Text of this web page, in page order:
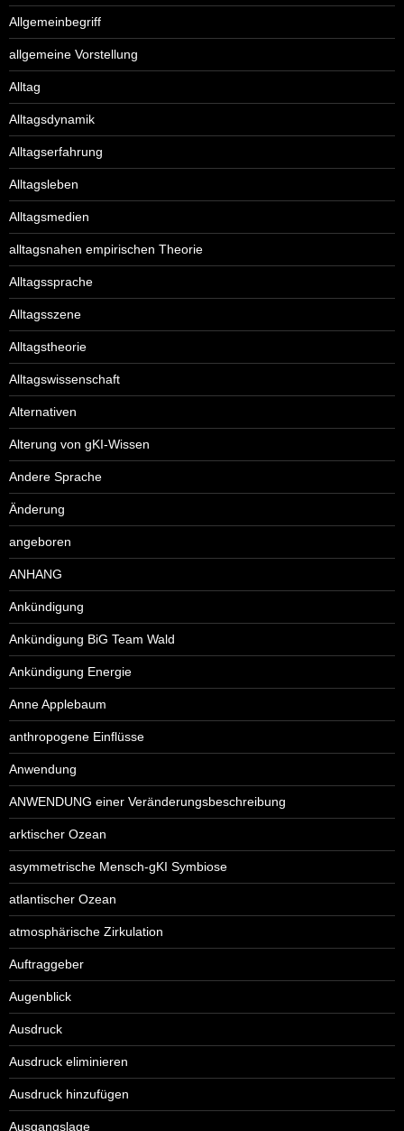
Allgemeinbegriff
allgemeine Vorstellung
Alltag
Alltagsdynamik
Alltagserfahrung
Alltagsleben
Alltagsmedien
alltagsnahen empirischen Theorie
Alltagssprache
Alltagsszene
Alltagstheorie
Alltagswissenschaft
Alternativen
Alterung von gKI-Wissen
Andere Sprache
Änderung
angeboren
ANHANG
Ankündigung
Ankündigung BiG Team Wald
Ankündigung Energie
Anne Applebaum
anthropogene Einflüsse
Anwendung
ANWENDUNG einer Veränderungsbeschreibung
arktischer Ozean
asymmetrische Mensch-gKI Symbiose
atlantischer Ozean
atmosphärische Zirkulation
Auftraggeber
Augenblick
Ausdruck
Ausdruck eliminieren
Ausdruck hinzufügen
Ausgangslage